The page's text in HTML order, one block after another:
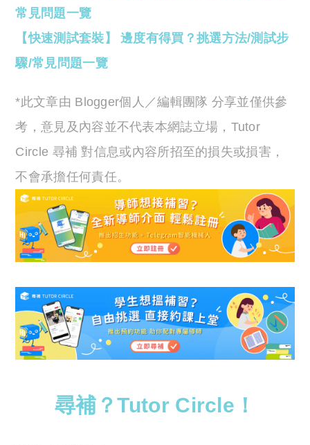
常見問題一覽
【快速測試套裝】 邊度有得買？挑選方法/測試步
驟/常見問題一覽
*此文章由 Blogger個人／編輯團隊 分享並僅供參
考，意見及內容並不代表本網誌立場，Tutor
Circle 尋補 對信息或內容所招至的損失或損害，
不會承擔任何責任。
尋補？Tutor Circle！